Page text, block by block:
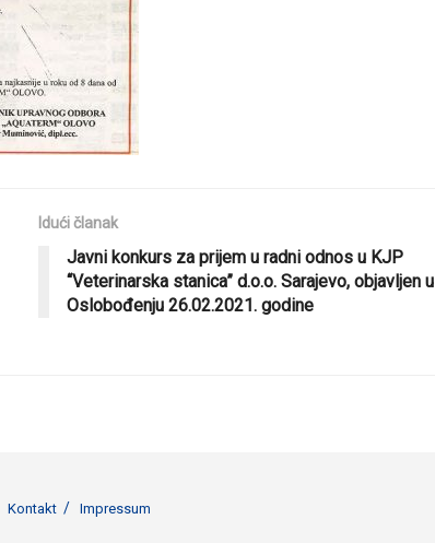
Idući članak
Javni konkurs za prijem u radni odnos u KJP
“Veterinarska stanica” d.o.o. Sarajevo, objavljen u
Oslobođenju 26.02.2021. godine
Kontakt Impressum